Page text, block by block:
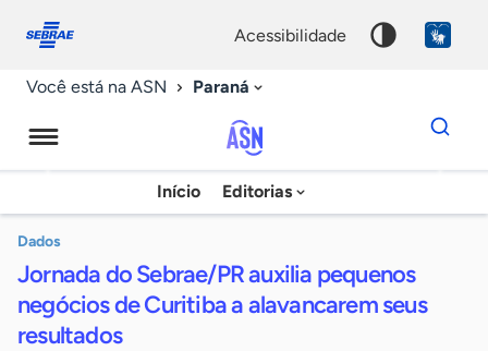
conosco
acessibilidade
Você está na ASN Paraná
Agência
Sebrae
Notícias
Início Editorias
Dados
para
chave
Dados
Jornada do Sebrae/PR auxilia pequenos
negócios de Curitiba a alavancarem seus
resultados